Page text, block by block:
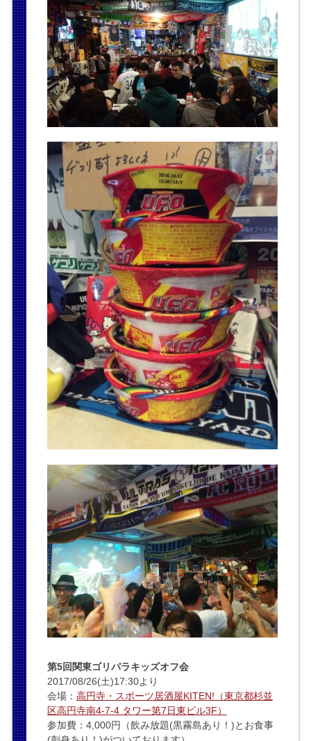
第5回関東ゴリパラキッズオフ会
2017/08/26(土)17:30より
会場： 高円寺・スポーツ居酒屋KITEN!（東京都杉並
区高円寺南4-7-4 タワー第7日東ビル3F）
参加費：4,000円（飲み放題(黒霧島あり！)とお食事